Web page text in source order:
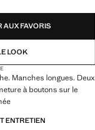
AUX FAVORIS
LOOK
Manches longues. Deux
à boutons sur le
ENTRETIEN